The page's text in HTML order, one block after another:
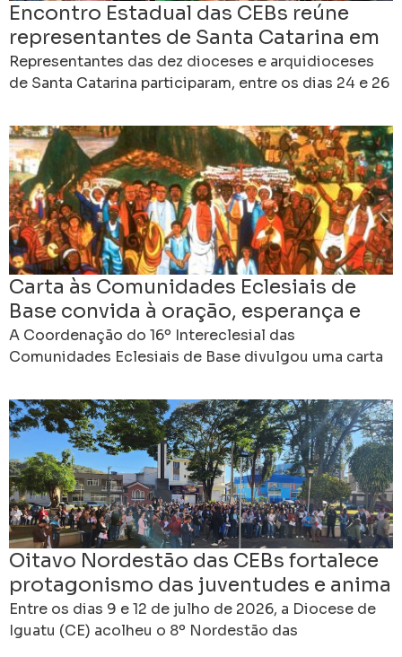
Encontro Estadual das CEBs reúne
representantes de Santa Catarina em
torno da juventude e da missão
Representantes das dez dioceses e arquidioceses
de Santa Catarina participaram, entre os dias 24 e 26
Comunidades
Carta às Comunidades Eclesiais de
Base convida à oração, esperança e
compromisso rumo ao 16º
Intereclesial
A Coordenação do 16º Intereclesial das
Comunidades Eclesiais de Base divulgou uma carta
viverem desde já
Oitavo Nordestão das CEBs fortalece
protagonismo das juventudes e anima
caminhada rumo ao 16º Intereclesial
Entre os dias 9 e 12 de julho de 2026, a Diocese de
Iguatu (CE) acolheu o 8º Nordestão das